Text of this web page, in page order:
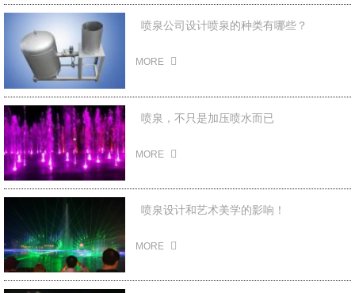
喷泉公司设计喷泉的种类有哪些？
MORE
喷泉，不只是加压喷水而已
MORE
喷泉设计和艺术美学的影响！
MORE